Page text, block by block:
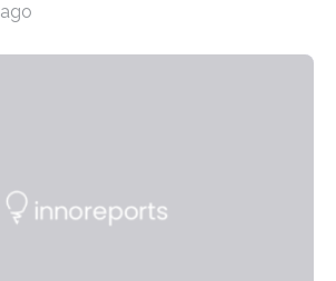
große Herausforderung dar.
Einsatz von Rezyklaten